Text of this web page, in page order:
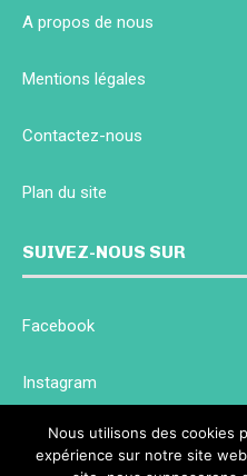
A propos de nous
Mentions légales
Contactez-nous
Plan du site
SUIVEZ-NOUS SUR
Facebook
Instagram
Twitter
Nous utilisons des cookies
expérience sur notre site